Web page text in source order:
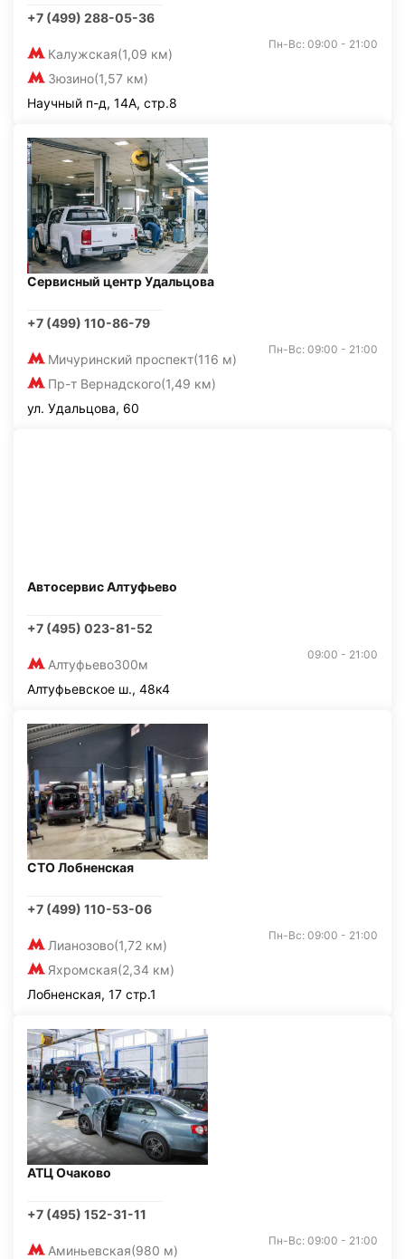
+7 (499) 288-05-36
Калужская(1,09 км)
Зюзино(1,57 км)
Пн-Вс: 09:00 - 21:00
Научный п-д, 14А, стр.8
Сервисный центр Удальцова
+7 (499) 110-86-79
Мичуринский проспект(116 м)
Пр-т Вернадского(1,49 км)
Пн-Вс: 09:00 - 21:00
ул. Удальцова, 60
Автосервис Алтуфьево
+7 (495) 023-81-52
Алтуфьево300м
09:00 - 21:00
Алтуфьевское ш., 48к4
СТО Лобненская
+7 (499) 110-53-06
Лианозово(1,72 км)
Яхромская(2,34 км)
Пн-Вс: 09:00 - 21:00
Лобненская, 17 стр.1
АТЦ Очаково
+7 (495) 152-31-11
Аминьевская(980 м)
Пн-Вс: 09:00 - 21:00